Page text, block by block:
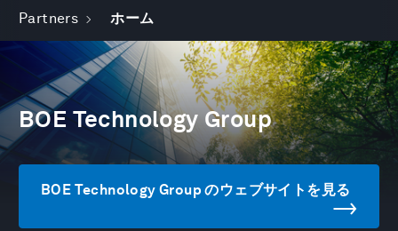
Partners ホーム
BOE Technology Group
BOE Technology Group のウェブサイトを見る